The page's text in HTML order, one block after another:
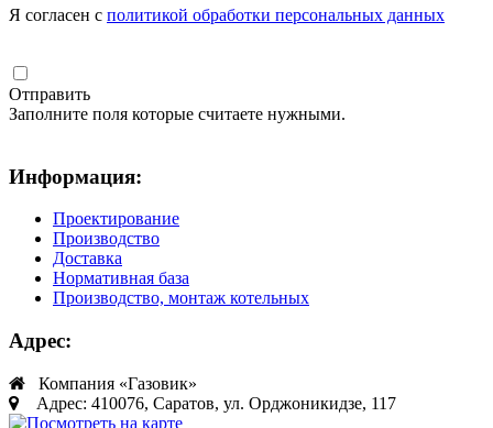
Я согласен с политикой обработки персональных данных
Отправить
Заполните поля которые считаете нужными.
Информация:
Проектирование
Производство
Доставка
Нормативная база
Производство, монтаж котельных
Адрес:
Компания «Газовик»
Адрес: 410076, Саратов, ул. Орджоникидзе, 117